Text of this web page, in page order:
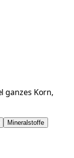
ganzes Korn,
Mineralstoffe